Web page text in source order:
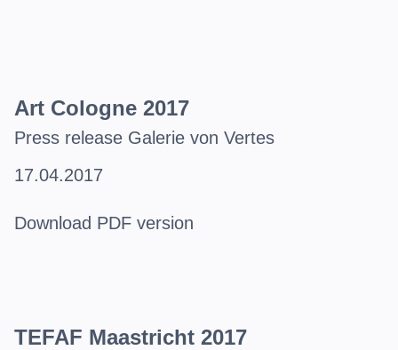
Art Cologne 2017
Press release Galerie von Vertes
17.04.2017
Download PDF version
TEFAF Maastricht 2017